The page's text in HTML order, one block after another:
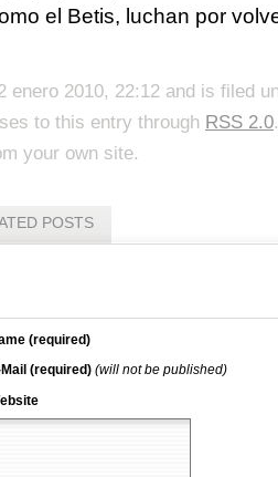
el Betis, luchan por
enero 2010, 22:12 and is filed
to this entry through RSS 2.0
your own site.
POSTS
(required)
Mail (required) (will not be published)